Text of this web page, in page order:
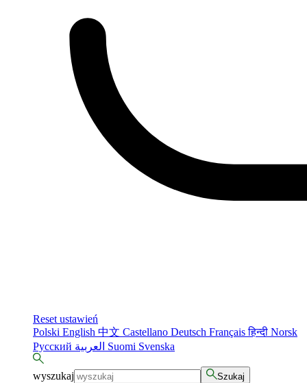
Reset ustawień
Polski English 中文 Castellano Deutsch Françaisहिन्दी Norsk
Русский
Suomi Svenska
wyszukaj Szukaj